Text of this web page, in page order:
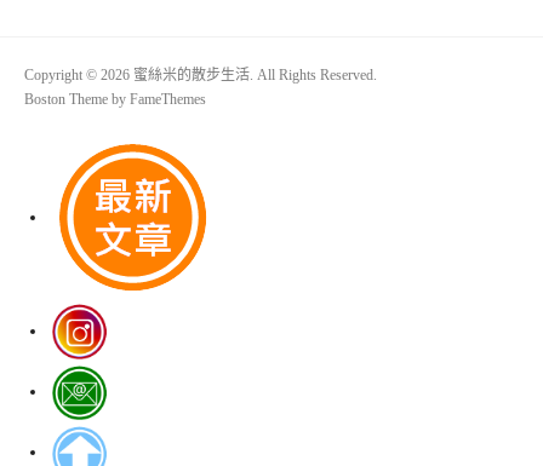
Copyright © 2026 蜜絲米的散步生活. All Rights Reserved.
Boston Theme by FameThemes